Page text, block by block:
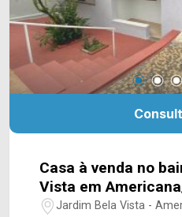
mudança!
Casa à venda no
Vista em
Jardim Bela Vista -